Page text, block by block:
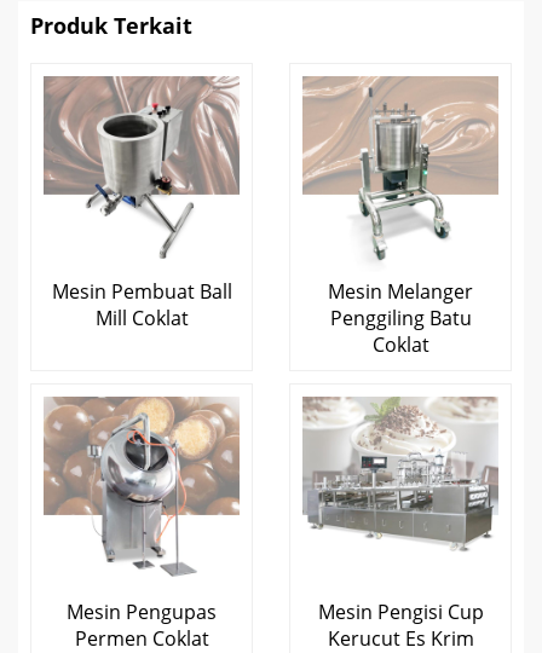
Produk Terkait
Mesin Pembuat Ball
Mill Coklat
Mesin Melanger
Penggiling Batu
Coklat
Mesin Pengupas
Permen Coklat
Mesin Pengisi Cup
Kerucut Es Krim